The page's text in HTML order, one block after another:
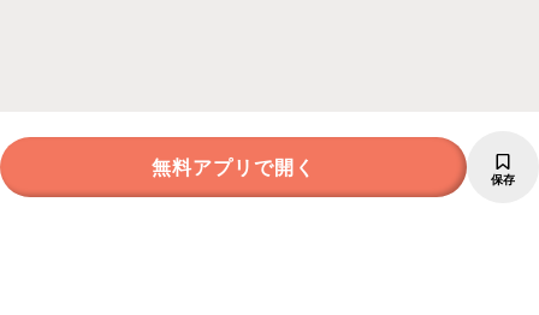
無料アプリで開く 保存